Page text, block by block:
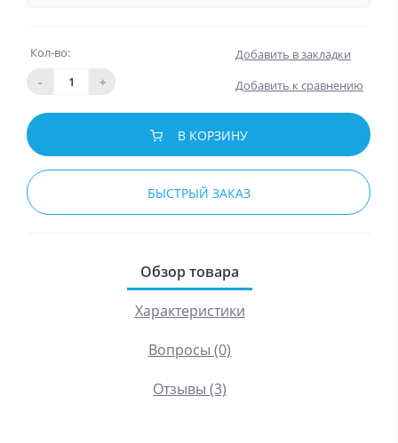
Кол-во:
-
+
Добавить в закладки
Добавить к сравнению
В КОРЗИНУ
БЫСТРЫЙ ЗАКАЗ
Обзор товара
Характеристики
Вопросы (0)
Отзывы (3)